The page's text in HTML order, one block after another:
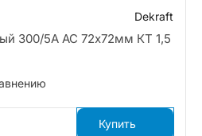
Dekraft
300/5А AC 72х72мм КТ 1,5
Купить